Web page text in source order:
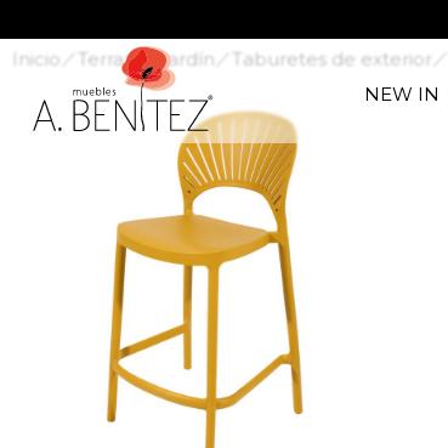
NEW IN
Inicio Terraza y jardín Taburetes de exterior